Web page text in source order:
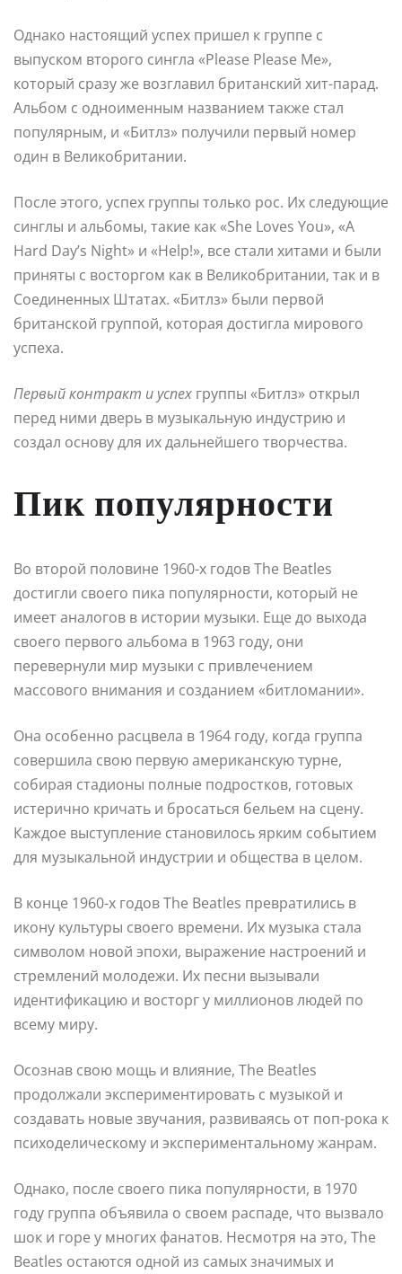
Однако настоящий успех пришел к группе с
выпуском второго сингла «Please Please Me»,
который сразу же возглавил британский хит-парад.
Альбом с одноименным названием также стал
популярным, и «Битлз» получили первый номер
один в Великобритании.
После этого, успех группы только рос. Их следующие
синглы и альбомы, такие как «She Loves You», «A
Hard Day’s Night» и «Help!», все стали хитами и были
приняты с восторгом как в Великобритании, так и в
Соединенных Штатах. «Битлз» были первой
британской группой, которая достигла мирового
успеха.
Первый контракт и успех группы «Битлз» открыл
перед ними дверь в музыкальную индустрию и
создал основу для их дальнейшего творчества.
Пик популярности
Во второй половине 1960-х годов The Beatles
достигли своего пика популярности, который не
имеет аналогов в истории музыки. Еще до выхода
своего первого альбома в 1963 году, они
перевернули мир музыки с привлечением
массового внимания и созданием «битломании».
Она особенно расцвела в 1964 году, когда группа
совершила свою первую американскую турне,
собирая стадионы полные подростков, готовых
истерично кричать и бросаться бельем на сцену.
Каждое выступление становилось ярким событием
для музыкальной индустрии и общества в целом.
В конце 1960-х годов The Beatles превратились в
икону культуры своего времени. Их музыка стала
символом новой эпохи, выражение настроений и
стремлений молодежи. Их песни вызывали
идентификацию и восторг у миллионов людей по
всему миру.
Осознав свою мощь и влияние, The Beatles
продолжали экспериментировать с музыкой и
создавать новые звучания, развиваясь от поп-рока к
психоделическому и экспериментальному жанрам.
Однако, после своего пика популярности, в 1970
году группа объявила о своем распаде, что вызвало
шок и горе у многих фанатов. Несмотря на это, The
Beatles остаются одной из самых значимых и